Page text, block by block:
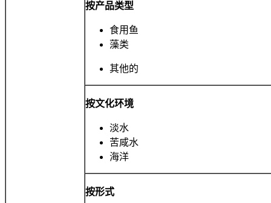
按产品类型
食用鱼
藻类
其他的
按文化环境
淡水
苦咸水
海洋
按形式